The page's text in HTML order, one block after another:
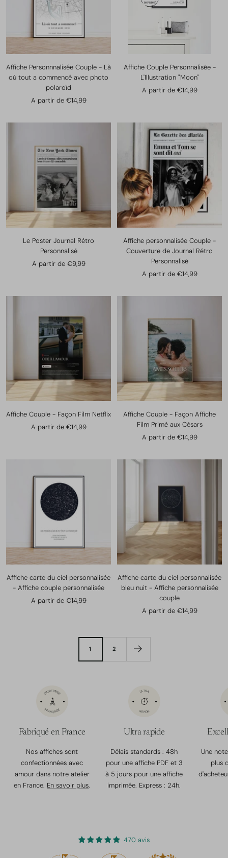
Affiche Personnnalisée Couple - Là
où tout a commencé avec photo
polaroïd
Prix
vente
A partir de €14,99
Affiche Couple Personnalisée -
L'Illustration "Moon"
Prix
A partir de €14,99
Le Poster Journal Rétro
Personnalisé
Prix
A partir de €9,99
Affiche personnalisée Couple -
Couverture de Journal Rétro
Personnalisé
Prix
vente
A partir de €14,99
Affiche Couple - Façon Film Netflix
Prix
A partir de €14,99
Affiche Couple - Façon Affiche
Film Primé aux Césars
Prix
vente
A partir de €14,99
Affiche carte du ciel personnalisée
- Affiche couple personnalisée
Prix
A partir de €14,99
Affiche carte du ciel personnalisée
bleu nuit - Affiche personnalisée
couple
Prix
A partir de €14,99
1 2
Fabriqué en France
Nos affiches sont
confectionnées avec
amour dans notre atelier
en France. En savoir plus.
Ultra rapide
Délais standards : 48h
pour une affiche PDF et 3
à 5 jours pour une affiche
imprimée. Express : 24h.
Une
plus
470 avis